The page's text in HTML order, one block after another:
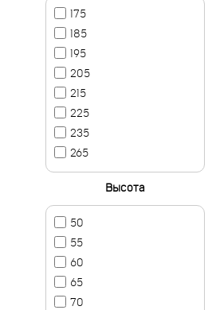
175
185
195
205
215
225
235
265
Высота
50
55
60
65
70